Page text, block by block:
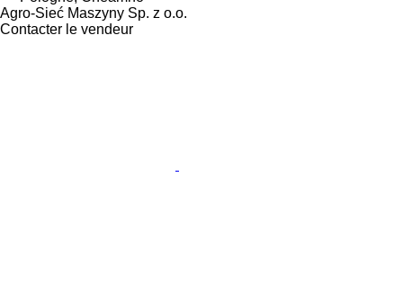
Agro-Sieć Maszyny Sp. z o.o.
Contacter le vendeur